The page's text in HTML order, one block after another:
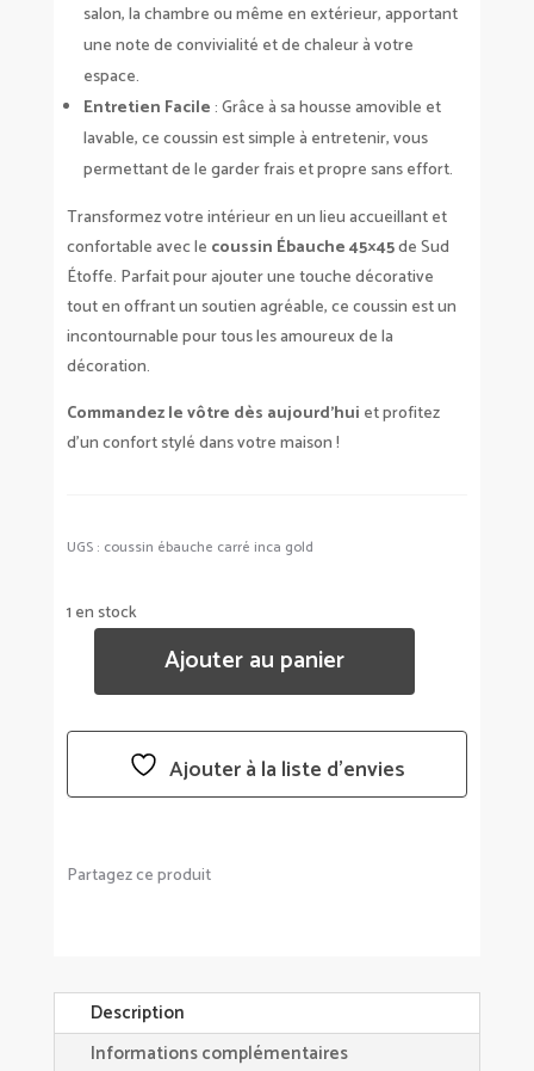
salon, la chambre ou même en extérieur, apportant
une note de convivialité et de chaleur à votre
espace.
Entretien Facile: Grâce à sa housse amovible et
lavable, ce coussin est simple à entretenir, vous
permettant de le garder frais et propre sans effort.
Transformez votre intérieur en un lieu accueillant et
confortable avec le coussin Ébauche 45×45de Sud
Étoffe. Parfait pour ajouter une touche décorative
tout en offrant un soutien agréable, ce coussin est un
incontournable pour tous les amoureux de la
décoration.
Commandez le vôtre dès aujourd’hui et profitez
d’un confort stylé dans votre maison !
UGS : coussin ébauche carré inca gold
1 en stock
COUSSIN
ÉBAUCHE
45X45
ETOFFE
Ajouter au panier
Ajouter à la liste d’envies
Partagez ce produit
Description
Informations complémentaires